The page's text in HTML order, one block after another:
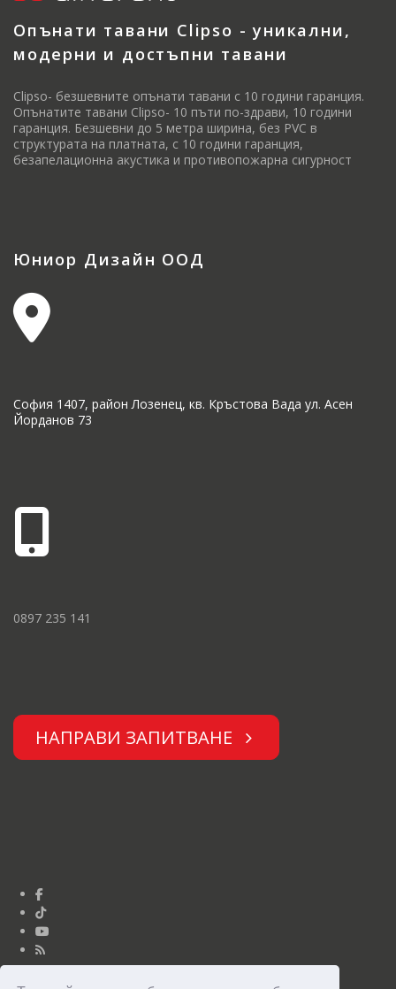
Опънати тавани Clipso - уникални,
модерни и достъпни тавани
Clipso- безшевните опънати тавани с 10 години гаранция.
Опънатите тавани Clipso- 10 пъти по-здрави, 10 години
гаранция. Безшевни до 5 метра ширина, без PVC в
структурата на платната, с 10 години гаранция,
безапелационна акустика и противопожарна сигурност
Юниор Дизайн ООД
София 1407, район Лозенец, кв. Кръстова Вада ул. Асен
Йорданов 73
0897 235 141
НАПРАВИ ЗАПИТВАНЕ